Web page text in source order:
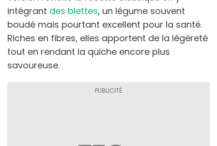
intégrant des blettes, un légume souvent
boudé mais pourtant excellent pour la santé.
Riches en fibres, elles apportent de la légèreté
tout en rendant la quiche encore plus
savoureuse.